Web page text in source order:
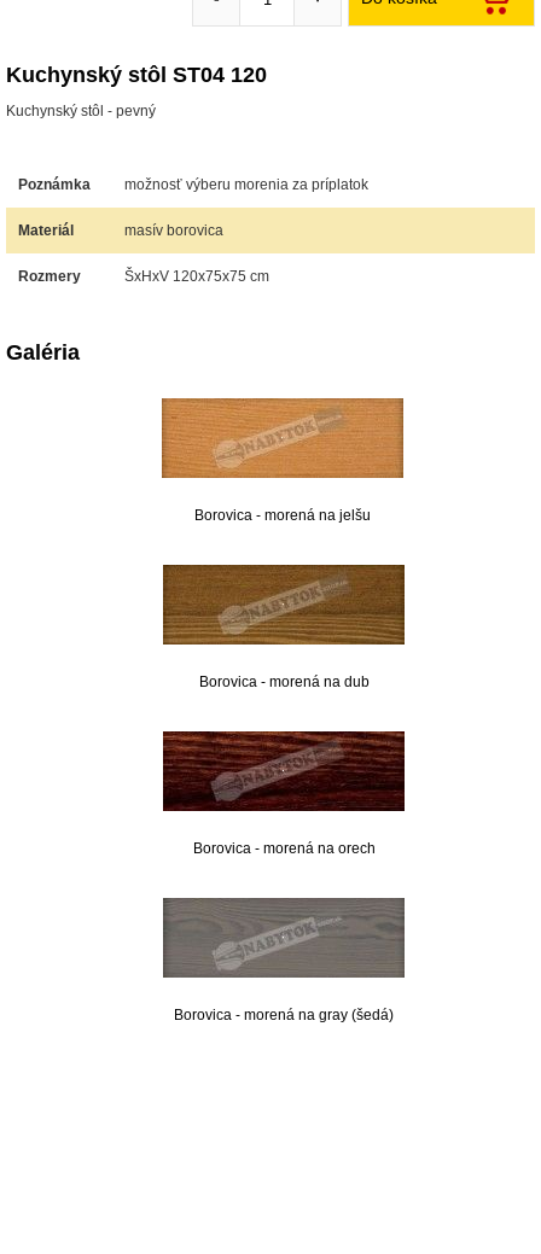
Kuchynský stôl ST04 120
Kuchynský stôl - pevný
Poznámka možnosť výberu morenia za príplatok
Materiál masív borovica
Rozmery ŠxHxV 120x75x75 cm
Galéria
Borovica - morená na jelšu
Borovica - morená na dub
Borovica - morená na orech
Borovica - morená na gray (šedá)